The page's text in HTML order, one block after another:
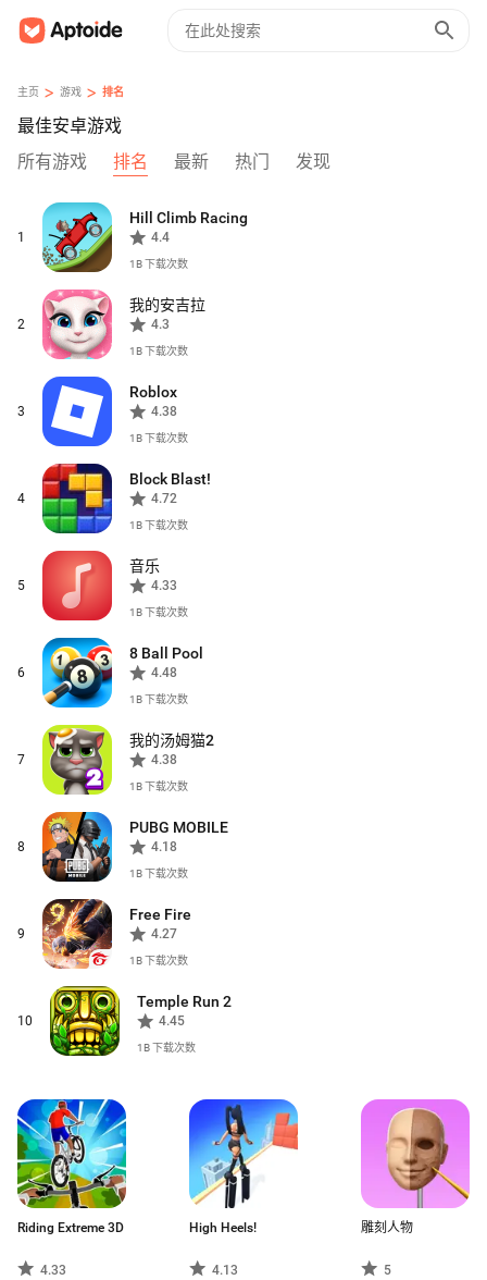
主页 > 游戏 > 排名
最佳安卓游戏
所有游戏
排名 最新 热门 发现
1
Hill Climb Racing
4.4
1B下载次数
2
我的安吉拉
4.3
1B下载次数
3
Roblox
4.38
1B下载次数
4
Block Blast!
4.72
1B下载次数
5
音乐
4.33
1B下载次数
6
8 Ball Pool
4.48
1B下载次数
7
我的汤姆猫2
4.38
1B下载次数
8
PUBG MOBILE
4.18
1B下载次数
9
Free Fire
4.27
1B下载次数
10
Temple Run 2
4.45
1B下载次数
Riding Extreme 3D
4.33
High Heels!
4.13
雕刻人物
5